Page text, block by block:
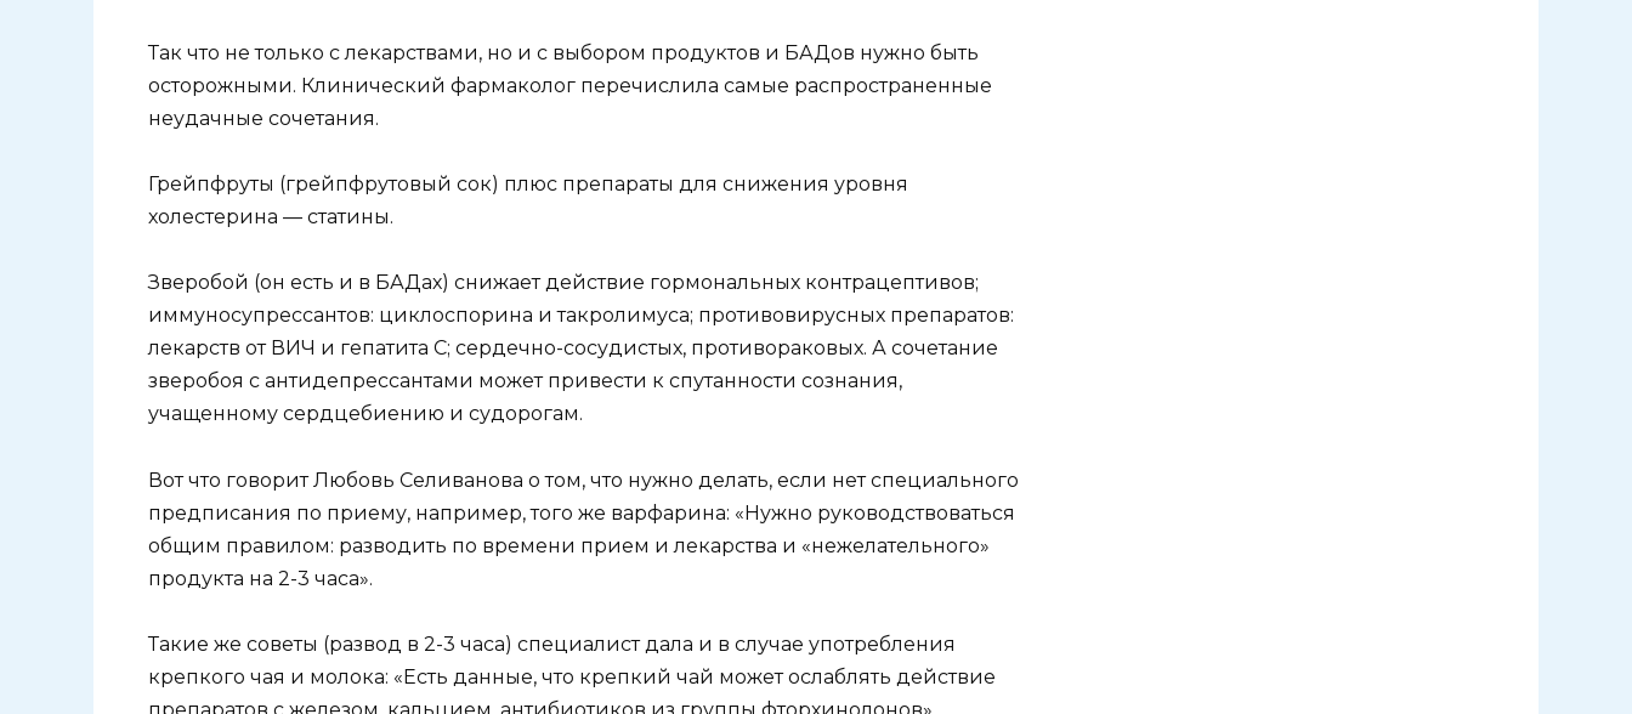
Так что не только с лекарствами, но и с выбором продуктов и БАДов нужно быть
осторожными. Клинический фармаколог перечислила самые распространенные
неудачные сочетания.
Грейпфруты (грейпфрутовый сок) плюс препараты для снижения уровня
холестерина — статины.
Зверобой (он есть и в БАДах) снижает действие гормональных контрацептивов;
иммуносупрессантов: циклоспорина и такролимуса; противовирусных препаратов:
лекарств от ВИЧ и гепатита C; сердечно-сосудистых, противораковых. А сочетание
зверобоя с антидепрессантами может привести к спутанности сознания,
учащенному сердцебиению и судорогам.
Вот что говорит Любовь Селиванова о том, что нужно делать, если нет специального
предписания по приему, например, того же варфарина: «Нужно руководствоваться
общим правилом: разводить по времени прием и лекарства и «нежелательного»
продукта на 2-3 часа».
Такие же советы (развод в 2-3 часа) специалист дала и в случае употребления
крепкого чая и молока: «Есть данные, что крепкий чай может ослаблять действие